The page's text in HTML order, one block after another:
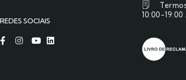
REDES SOCIAIS
10:00-